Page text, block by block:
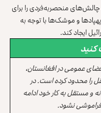
چالش‌های منحصربه‌فردی را برای
و موشک‌ها با توجه به
ایجاد کند.
کنید
عمومی در افغانستان،
را محدود کرده است. در
و مستقل به کار خود ادامه
نشود.